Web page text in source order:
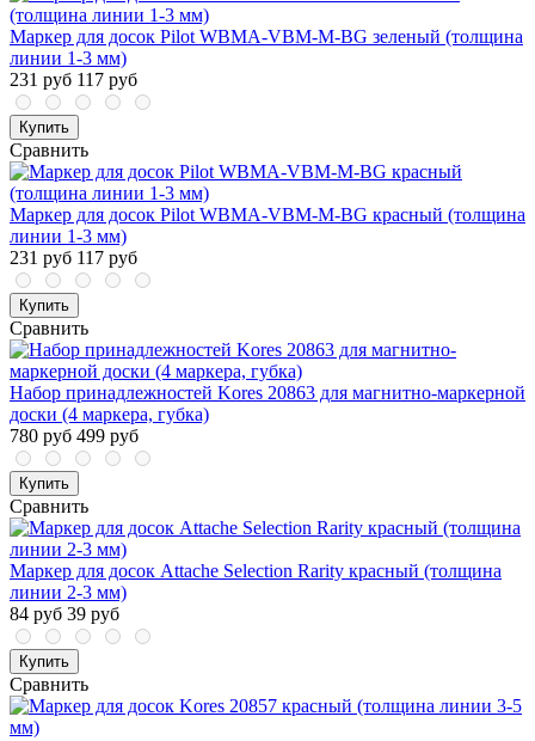
Маркер для досок Pilot WBMA-VBM-M-BG зеленый (толщина
линии 1-3 мм)
231 руб 117 руб
Купить
Сравнить
Маркер для досок Pilot WBMA-VBM-M-BG красный (толщина
линии 1-3 мм)
231 руб 117 руб
Купить
Сравнить
Набор принадлежностей Kores 20863 для магнитно-маркерной
доски (4 маркера, губка)
780 руб 499 руб
Купить
Сравнить
Маркер для досок Attache Selection Rarity красный (толщина
линии 2-3 мм)
84 руб 39 руб
Купить
Сравнить